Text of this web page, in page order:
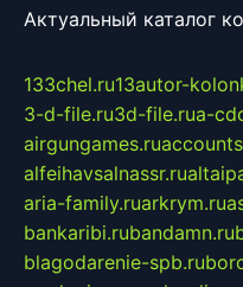
Актуальный каталог
133chel.ru13autor-
3-d-file.ru3d-file.rua-
airgungames.ru
alfeihavsalnassr.ru
aria-family.ruarkrym.ru
bankaribi.rubandamn.ru
blagodarenie-spb.ru